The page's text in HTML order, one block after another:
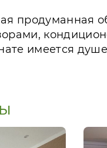
продуманная
имеется